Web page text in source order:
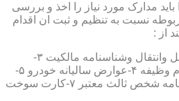
باید مدارک مورد نیاز را اخذ و بررسی
نسبت به تنظیم و ثبت ان اقدام
از :
۱-مدارک مالکیت ۲-تائیدیه نقل وانتقال وشناسنامه مالکیت ۳-
مدارک هویتی وشخصی ونظام وظیفه ۴-عوارض سالیانه خودرو ۵-